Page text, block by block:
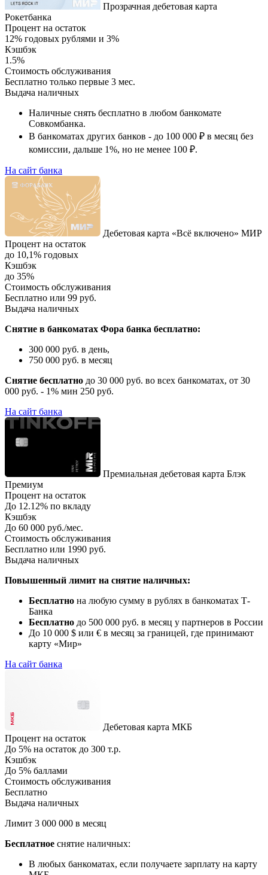
Прозрачная дебетовая карта
Рокетбанка
Процент на остаток
12% годовых рублями и 3%
Кэшбэк
1.5%
Стоимость обслуживания
Бесплатно только первые 3 мес.
Выдача наличных
Наличные снять бесплатно в любом банкомате
Совкомбанка.
В банкоматах других банков - до 100 000 ₽ в месяц без
комиссии, дальше 1%, но не менее 100 ₽.
На сайт банка
Дебетовая карта «Всё включено» МИР
Процент на остаток
до 10,1% годовых
Кэшбэк
до 35%
Стоимость обслуживания
Бесплатно или 99 руб.
Выдача наличных
Снятие в банкоматах Фора банка бесплатно:
300 000 руб. в день,
750 000 руб. в месяц
Снятие бесплатно до 30 000 руб. во всех банкоматах, от 30
000 руб. - 1% мин 250 руб.
На сайт банка
Премиальная дебетовая карта Блэк
Премиум
Процент на остаток
До 12.12% по вкладу
Кэшбэк
До 60 000 руб./мес.
Стоимость обслуживания
Бесплатно или 1990 руб.
Выдача наличных
Повышенный лимит на снятие наличных:
Бесплатно на любую сумму в рублях в банкоматах Т-
Банка
Бесплатно до 500 000 руб. в месяц у партнеров в России
До 10 000 $ или € в месяц за границей, где принимают
карту «Мир»
На сайт банка
Дебетовая карта МКБ
Процент на остаток
До 5% на остаток до 300 т.р.
Кэшбэк
До 5% баллами
Стоимость обслуживания
Бесплатно
Выдача наличных
Лимит 3 000 000 в месяц
Бесплатное снятие наличных:
В любых банкоматах, если получаете зарплату на карту